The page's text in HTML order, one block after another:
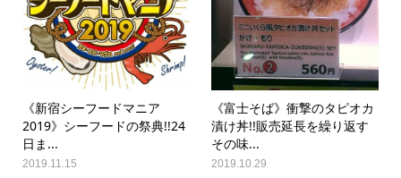
《新宿シーフードマニア
2019》シーフードの祭典!!24
日ま...
2019.11.15
《富士そば》衝撃のタピオカ
漬け丼!!販売延長を繰り返す
その味...
2019.10.29